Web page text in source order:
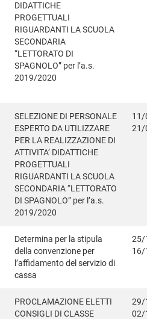
DIDATTICHE
PROGETTUALI
RIGUARDANTI LA SCUOLA
SECONDARIA
“LETTORATO DI
SPAGNOLO” per l’a.s.
2019/2020
SELEZIONE DI PERSONALE
ESPERTO DA UTILIZZARE
PER LA REALIZZAZIONE DI
ATTIVITA’ DIDATTICHE
PROGETTUALI
RIGUARDANTI LA SCUOLA
SECONDARIA “LETTORATO
DI SPAGNOLO” per l’a.s.
2019/2020
11/
21/
Determina per la stipula
della convenzione per
l’affidamento del servizio di
cassa
25/
16/
PROCLAMAZIONE ELETTI
CONSIGLI DI CLASSE
29/
02/